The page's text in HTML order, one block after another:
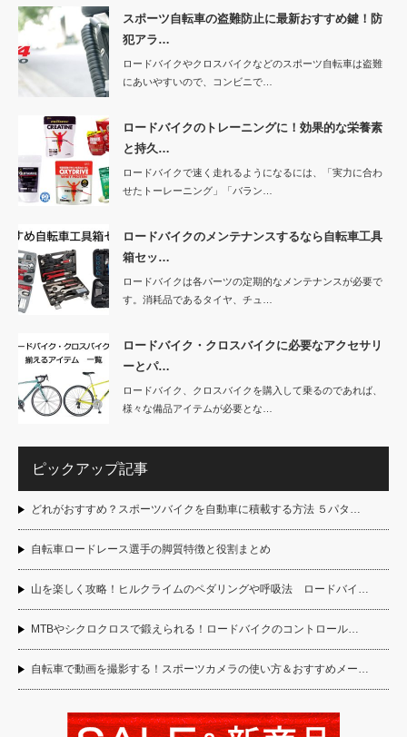
スポーツ自転車の盗難防止に最新おすすめ鍵！防
犯アラ…
ロードバイクやクロスバイクなどのスポーツ自転車は盗難
にあいやすいので、コンビニで…
ロードバイクのトレーニングに！効果的な栄養素
と持久…
ロードバイクで速く走れるようになるには、「実力に合わ
せたトーレーニング」「バラン…
ロードバイクのメンテナンスするなら自転車工具
箱セッ…
ロードバイクは各パーツの定期的なメンテナンスが必要で
す。消耗品であるタイヤ、チュ…
ロードバイク・クロスバイクに必要なアクセサリ
ーとパ…
ロードバイク、クロスバイクを購入して乗るのであれば、
様々な備品アイテムが必要とな…
ピックアップ記事
どれがおすすめ？スポーツバイクを自動車に積載する方法 ５パタ…
自転車ロードレース選手の脚質特徴と役割まとめ
山を楽しく攻略！ヒルクライムのペダリングや呼吸法 ロードバイ…
MTBやシクロクロスで鍛えられる！ロードバイクのコントロール…
自転車で動画を撮影する！スポーツカメラの使い方＆おすすめメー…